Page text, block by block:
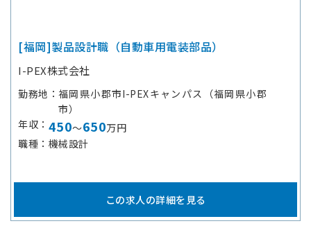
[福岡]製品設計職（自動車用電装部品）
I-PEX株式会社
勤務地
福岡県小郡市I-PEXキャンパス（福岡県小郡
市）
年収
450～650万円
職種
機械設計
この求人の詳細を見る